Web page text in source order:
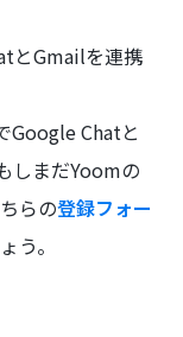
とGmailを連携
Google Chatと
しまだYoomの
らの登録フォー
う。